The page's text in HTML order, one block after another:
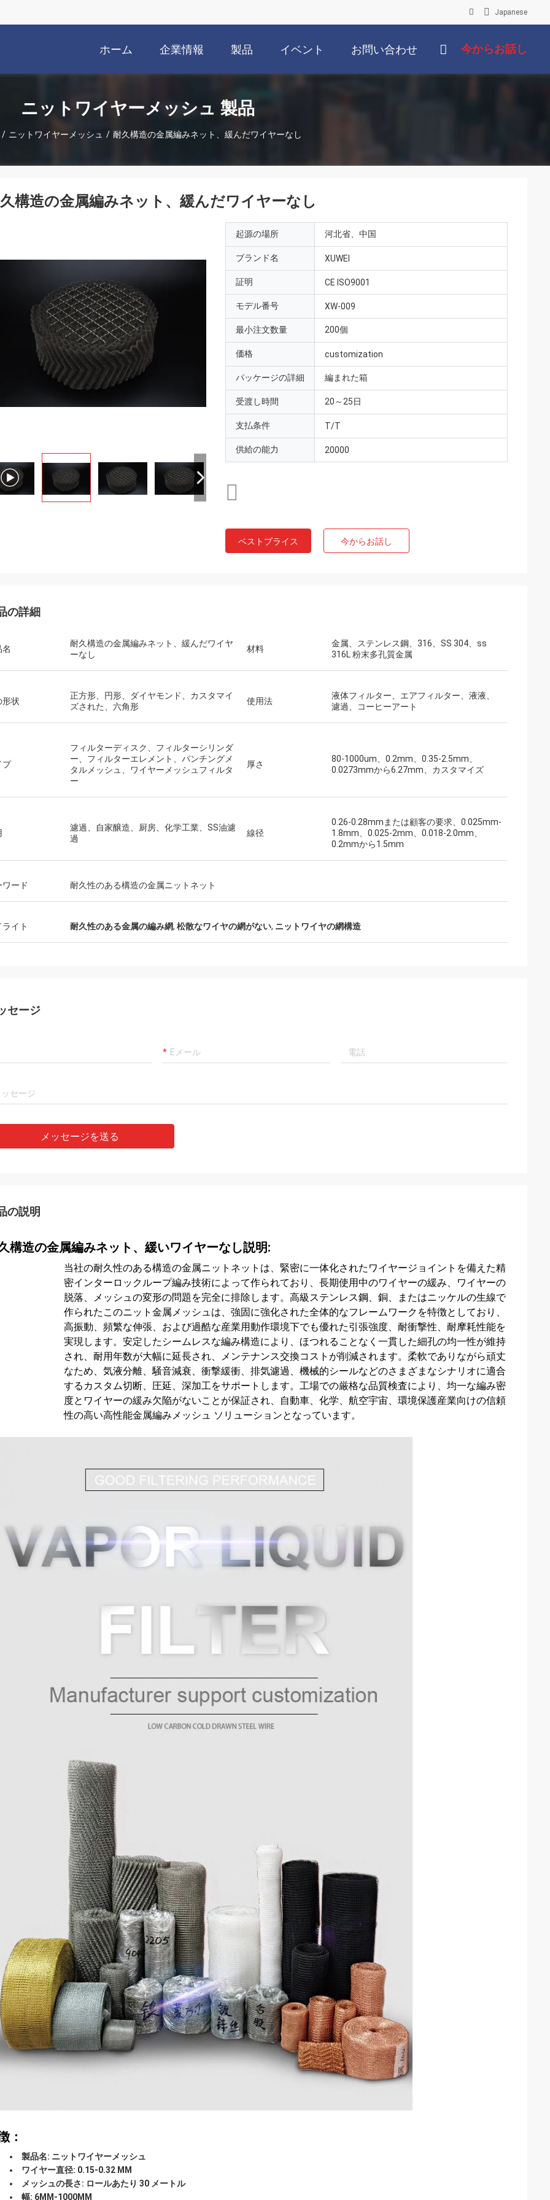
Japanese
ホーム 企業情報 製品 イベント お問い合わせ 今からお話し
ニットワイヤーメッシュ 製品
/ ニットワイヤーメッシュ / 耐久構造の金属編みネット、緩んだワイヤーなし
構造の金属編みネット、緩んだワイヤーなし
起源の場所 河北省、中国
ブランド名 XUWEI
証明 CE ISO9001
モデル番号 XW-009
最小注文数量 200個
価格 customization
パッケージの詳細 編まれた箱
受渡し時間 20～25日
支払条件 T/T
供給の能力 20000
ベストプライス 今からお話し
の詳細
名
耐久構造の金属編みネット、緩んだワイヤ
ーなし
材料
金属、ステンレス鋼、316、SS 304、ss
316L 粉末多孔質金属
形状
正方形、円形、ダイヤモンド、カスタマイ
ズされた、六角形
使用法
液体フィルター、エアフィルター、液液、
濾過、コーヒーアート
プ
フィルターディスク、フィルターシリンダ
ー、フィルターエレメント、パンチングメ
タルメッシュ、ワイヤーメッシュフィルタ
ー
厚さ
80-1000um、0.2mm、0.35-2.5mm、
0.0273mmから6.27mm、カスタマイズ
濾過、自家醸造、厨房、化学工業、SS油濾
過
線径
0.26-0.28mmまたは顧客の要求、0.025mm-
1.8mm、0.025-2mm、0.018-2.0mm、
0.2mmから1.5mm
ワード 耐久性のある構造の金属ニットネット
イト 耐久性のある金属の編み網, 松散なワイヤの網がない, ニットワイヤの網構造
セージ
メッセージを送る
の説明
構造の金属編みネット、緩いワイヤーなし説明:
当社の耐久性のある構造の金属ニットネットは、緊密に一体化されたワイヤージョイントを備えた精
密インターロックループ編み技術によって作られており、長期使用中のワイヤーの緩み、ワイヤーの
脱落、メッシュの変形の問題を完全に排除します。高級ステンレス鋼、銅、またはニッケルの生線で
作られたこのニット金属メッシュは、強固に強化された全体的なフレームワークを特徴としており、
高振動、頻繁な伸張、および過酷な産業用動作環境下でも優れた引張強度、耐衝撃性、耐摩耗性能を
実現します。安定したシームレスな編み構造により、ほつれることなく一貫した細孔の均一性が維持
され、耐用年数が大幅に延長され、メンテナンス交換コストが削減されます。柔軟でありながら頑丈
なため、気液分離、騒音減衰、衝撃緩衝、排気濾過、機械的シールなどのさまざまなシナリオに適合
するカスタム切断、圧延、深加工をサポートします。工場での厳格な品質検査により、均一な編み密
度とワイヤーの緩み欠陥がないことが保証され、自動車、化学、航空宇宙、環境保護産業向けの信頼
性の高い高性能金属編みメッシュ ソリューションとなっています。
：
製品名: ニットワイヤーメッシュ
ワイヤー直径: 0.15-0.32 MM
メッシュの長さ: ロールあたり 30 メートル
幅: 6MM-1000MM